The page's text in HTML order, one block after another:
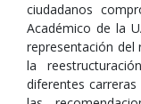
ciudadanos
Académico de la
representación del
la
diferentes